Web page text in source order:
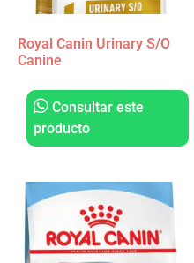
Royal Canin Urinary S/O
Canine
Consultar este
producto